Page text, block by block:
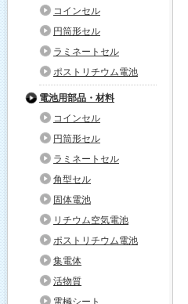
コインセル
円筒形セル
ラミネートセル
ポストリチウム電池
電池用部品・材料
コインセル
円筒形セル
ラミネートセル
角型セル
固体電池
リチウム空気電池
ポストリチウム電池
集電体
活物質
電極シート